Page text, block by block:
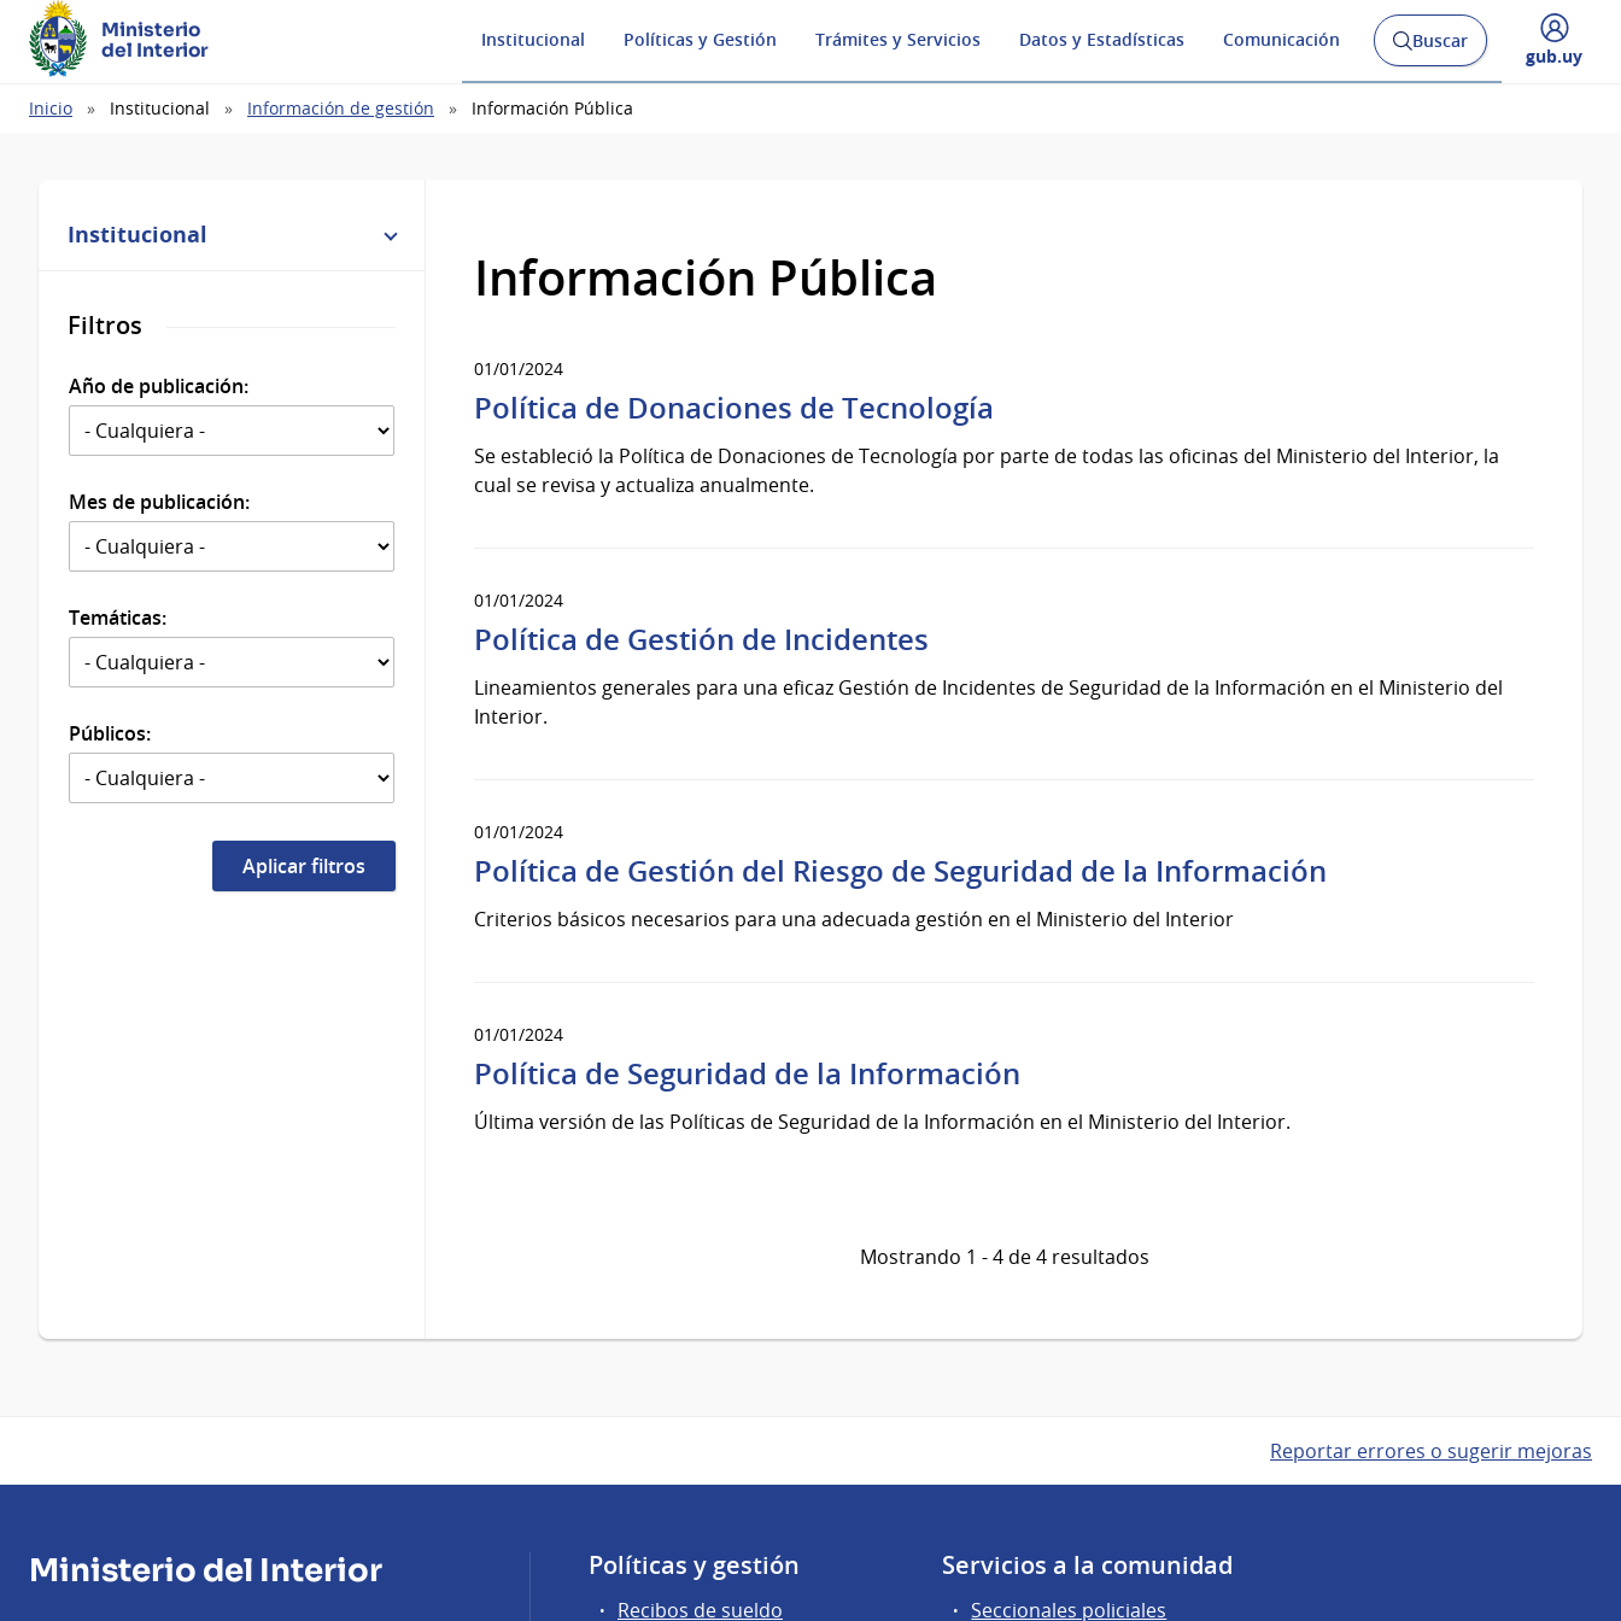
Ministerio
del Interior
Institucional Políticas y Gestión Trámites y Servicios Datos y Estadísticas Comunicación
Abrir
buscador
Buscar
Desplegar
gub.uy
Ruta
Inicio Institucional Información de gestión Información Pública
Institucional
Filtros
Año de publicación:
Mes de publicación:
Temáticas:
Públicos:
Información Pública
01/01/2024
Política de Donaciones de Tecnología
Se estableció la Política de Donaciones de Tecnología por parte de todas las oficinas del Ministerio del Interior, la
cual se revisa y actualiza anualmente.
01/01/2024
Política de Gestión de Incidentes
Lineamientos generales para una eficaz Gestión de Incidentes de Seguridad de la Información en el Ministerio del
Interior.
01/01/2024
Política de Gestión del Riesgo de Seguridad de la Información
Criterios básicos necesarios para una adecuada gestión en el Ministerio del Interior
01/01/2024
Política de Seguridad de la Información
Última versión de las Políticas de Seguridad de la Información en el Ministerio del Interior.
Mostrando 1 - 4 de 4 resultados
Reportar errores o sugerir mejoras
Ministerio del Interior Políticas y gestión
Recibos de sueldo
Servicios a la comunidad
Seccionales policiales